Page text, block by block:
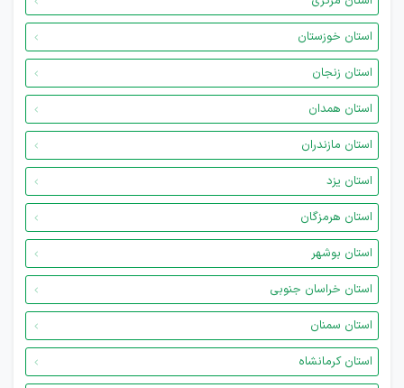
استان خوزستان
استان زنجان
استان همدان
استان مازندران
استان یزد
استان هرمزگان
استان بوشهر
استان خراسان جنوبی
استان سمنان
استان کرمانشاه